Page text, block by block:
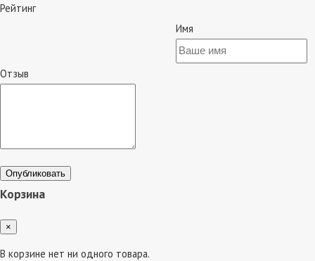
Рейтинг
Имя
Отзыв
Опубликовать
Корзина
×
В корзине нет ни одного товара.